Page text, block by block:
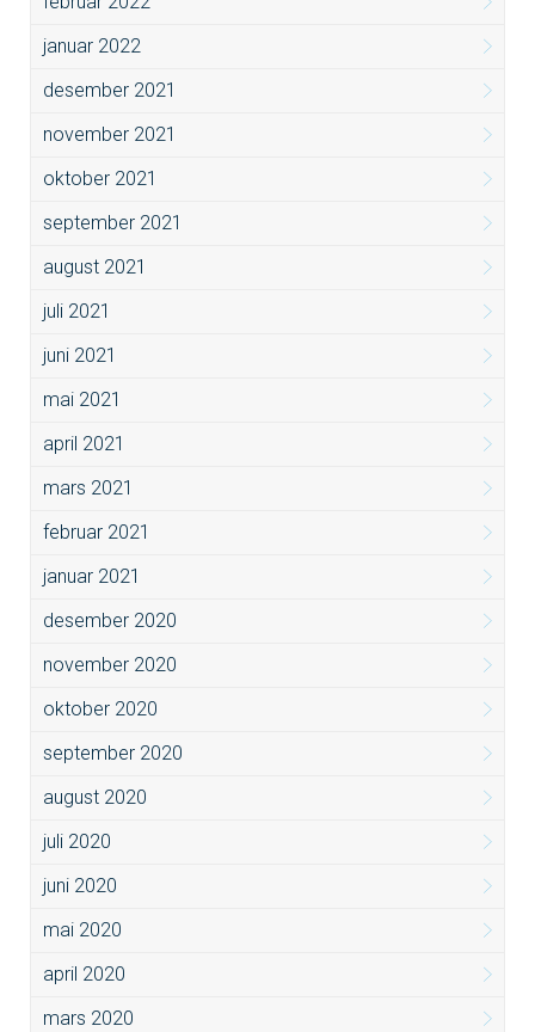
januar 2022
desember 2021
november 2021
oktober 2021
september 2021
august 2021
juli 2021
juni 2021
mai 2021
april 2021
mars 2021
februar 2021
januar 2021
desember 2020
november 2020
oktober 2020
september 2020
august 2020
juli 2020
juni 2020
mai 2020
april 2020
mars 2020